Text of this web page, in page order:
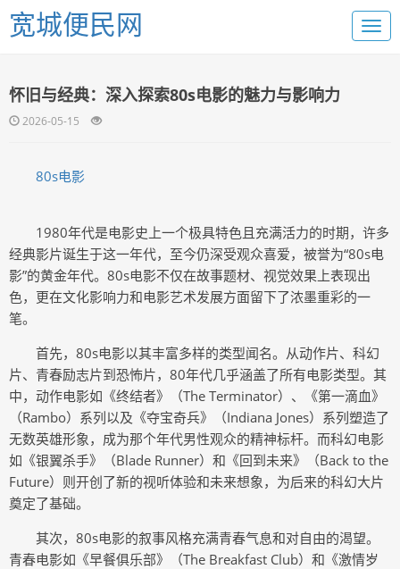
宽城便民网
怀旧与经典：深入探索80s电影的魅力与影响力
2026-05-15
80s电影
1980年代是电影史上一个极具特色且充满活力的时期，许多
经典影片诞生于这一年代，至今仍深受观众喜爱，被誉为“80s电
影”的黄金年代。80s电影不仅在故事题材、视觉效果上表现出
色，更在文化影响力和电影艺术发展方面留下了浓墨重彩的一
笔。
首先，80s电影以其丰富多样的类型闻名。从动作片、科幻
片、青春励志片到恐怖片，80年代几乎涵盖了所有电影类型。其
中，动作电影如《终结者》（The Terminator）、《第一滴血》
（Rambo）系列以及《夺宝奇兵》（Indiana Jones）系列塑造了
无数英雄形象，成为那个年代男性观众的精神标杆。而科幻电影
如《银翼杀手》（Blade Runner）和《回到未来》（Back to the
Future）则开创了新的视听体验和未来想象，为后来的科幻大片
奠定了基础。
其次，80s电影的叙事风格充满青春气息和对自由的渴望。
青春电影如《早餐俱乐部》（The Breakfast Club）和《激情岁